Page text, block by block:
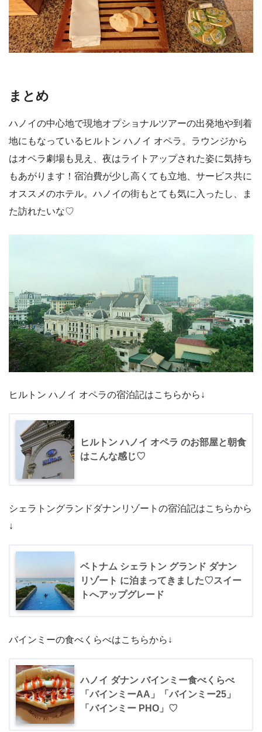
まとめ
ハノイの中心地で現地オプショナルツアーの出発地や到着
地にもなっているヒルトン ハノイ オペラ。ラウンジから
はオペラ劇場も見え、夜はライトアップされた姿に気持ち
もあがります！宿泊費が少し高くても立地、サービス共に
オススメのホテル。ハノイの街もとても気に入ったし、ま
た訪れたいな♡
ヒルトン ハノイ オペラの宿泊記はこちらから↓
ヒルトン ハノイ オペラ のお部屋と朝食
はこんな感じ♡
シェラトングランドダナンリゾートの宿泊記はこちらから
↓
ベトナム シェラトン グランド ダナン
リゾート に泊まってきました♡スイー
トへアップグレード
バインミーの食べくらべはこちらから↓
ハノイ ダナン バインミー食べくらべ
「バインミーAA」「バインミー25」
「バインミー PHO」♡